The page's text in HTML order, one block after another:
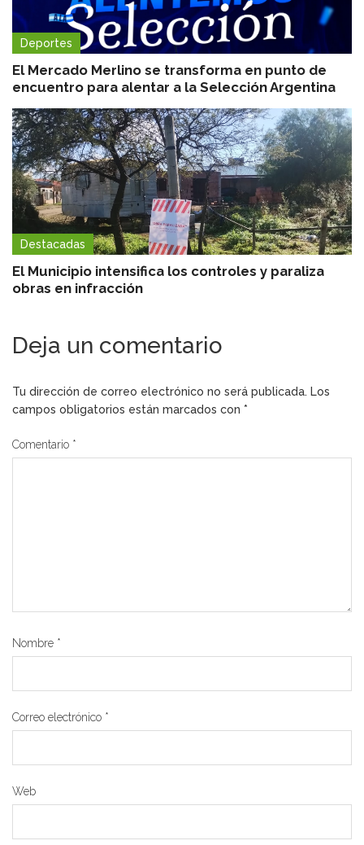
Deportes
El Mercado Merlino se transforma en punto de
encuentro para alentar a la Selección Argentina
Destacadas
El Municipio intensifica los controles y paraliza
obras en infracción
Deja un comentario
Tu dirección de correo electrónico no será publicada. Los
campos obligatorios están marcados con *
Comentario *
Nombre *
Correo electrónico *
Web